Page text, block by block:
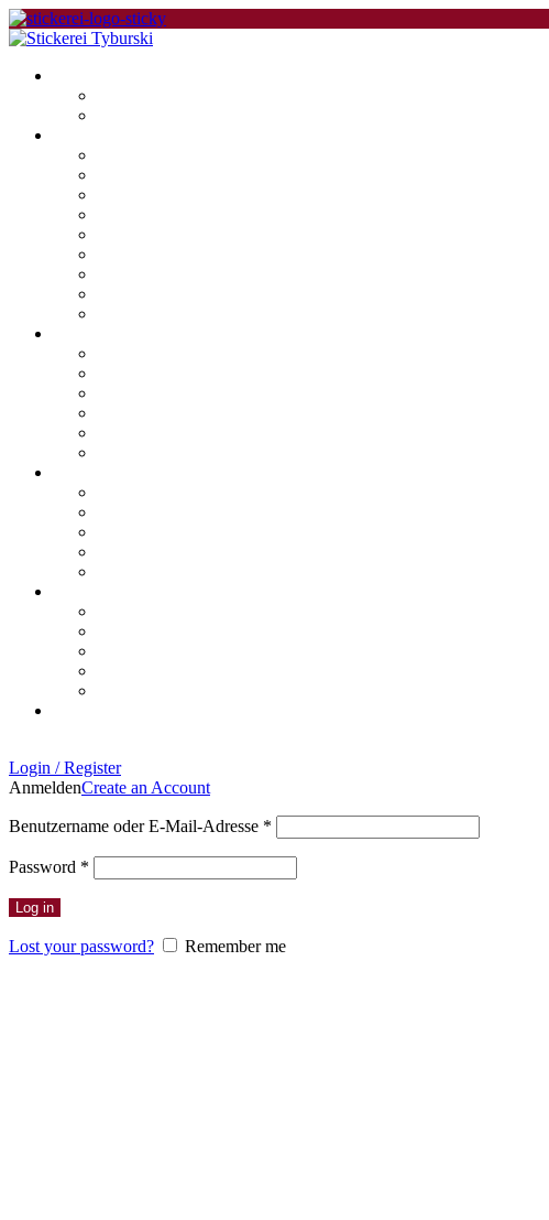
Login / Register
AnmeldenCreate an Account
Benutzername oder E-Mail-Adresse *
Password *
Log in
Lost your password? Remember me